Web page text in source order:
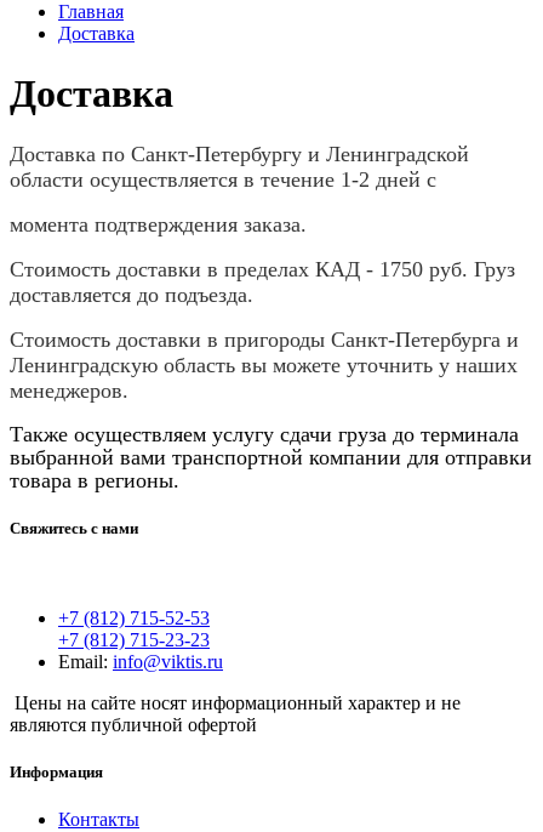
Главная
Доставка
Доставка
Доставка по Санкт-Петербургу и Ленинградской
области осуществляется в течение 1-2 дней с
момента подтверждения заказа.
Стоимость доставки в пределах КАД - 1750 руб. Груз
доставляется до подъезда.
Стоимость доставки в пригороды Санкт-Петербурга и
Ленинградскую область вы можете уточнить у наших
менеджеров.
Также осуществляем услугу сдачи груза до терминала
выбранной вами транспортной компании для отправки
товара в регионы.
Свяжитесь с нами
+7 (812) 715-52-53
+7 (812) 715-23-23
Email: info@viktis.ru
Цены на сайте носят информационный характер и не
являются публичной офертой
Информация
Контакты